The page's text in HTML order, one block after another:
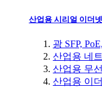
산업용 시리얼 이더
광 SFP,
산업용 네
산업용 무
산업용 이